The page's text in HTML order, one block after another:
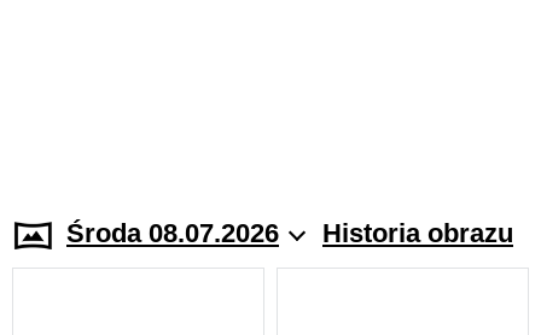
Środa 08.07.2026 Historia obrazu